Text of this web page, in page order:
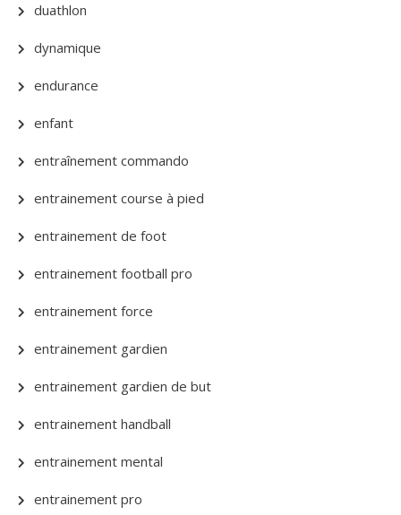
duathlon
dynamique
endurance
enfant
entraînement commando
entrainement course à pied
entrainement de foot
entrainement football pro
entrainement force
entrainement gardien
entrainement gardien de but
entrainement handball
entrainement mental
entrainement pro